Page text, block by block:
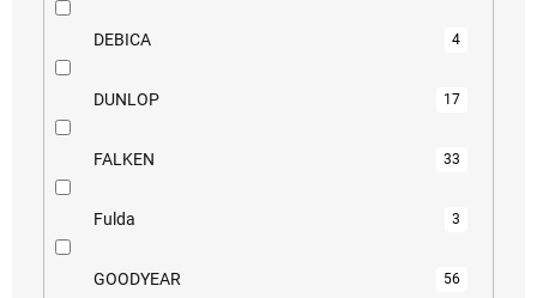
DEBICA 4
DUNLOP 17
FALKEN 33
Fulda 3
GOODYEAR 56